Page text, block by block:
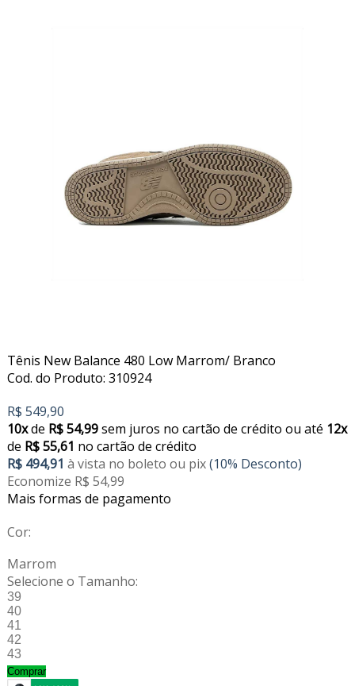
Tênis New Balance 480 Low Marrom/ Branco
Cod. do Produto: 310924
R$ 549,90
10xde R$ 54,99sem juros no cartão de crédito ou até 12x
de R$ 55,61 no cartão de crédito
R$ 494,91 à vista no boleto ou pix(10% Desconto)
Economize R$ 54,99
Mais formas de pagamento
Cor:
Marrom
Selecione o Tamanho:
39
40
41
42
43
Comprar